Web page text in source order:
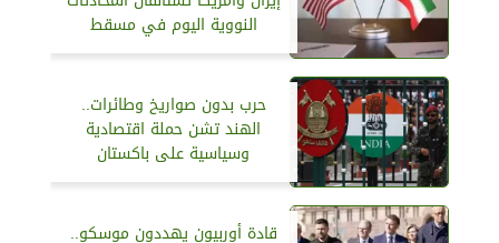
النووية اليوم في مسقط
حرب بدون صواريخ وطائرات..
الهند تشن حملة اقتصادية
وسياسية على باكستان
قادة أوربيون يهددون موسكو..